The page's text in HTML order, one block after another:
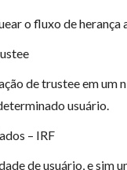
o fluxo de
de trustee em
usuário.
– IRF
de usuário, e sim